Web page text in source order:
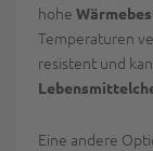
hohe
Temperaturen
resistent und
Eine andere